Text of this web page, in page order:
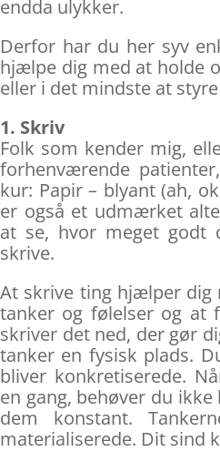
endda ulykker.
Derfor har du her syv
hjælpe dig med at holde
eller i det mindste at
1. Skriv
Folk som kender mig,
forhenværende
kur: Papir – blyant (ah,
er også et udmærket
at se, hvor meget
skrive.
At skrive ting hjælper
tanker og følelser og at
skriver det ned, der gør
tanker en fysisk plads.
bliver konkretiserede.
en gang, behøver du
dem konstant.
materialiserede. Dit sind